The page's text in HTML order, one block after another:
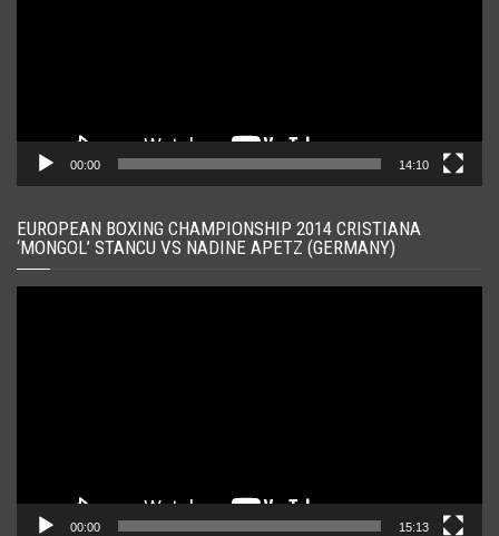
00:00 14:10
EUROPEAN BOXING CHAMPIONSHIP 2014 CRISTIANA
‘MONGOL’ STANCU VS NADINE APETZ (GERMANY)
00:00 15:13